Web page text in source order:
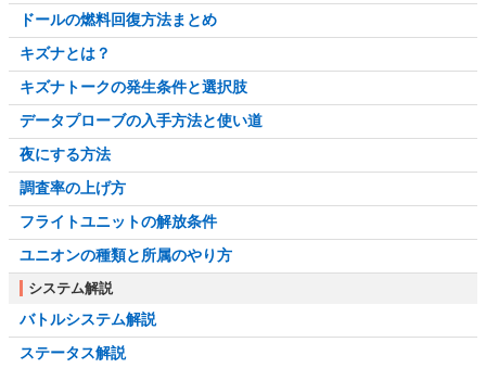
ドールの燃料回復方法まとめ
キズナとは？
キズナトークの発生条件と選択肢
データプローブの入手方法と使い道
夜にする方法
調査率の上げ方
フライトユニットの解放条件
ユニオンの種類と所属のやり方
システム解説
バトルシステム解説
ステータス解説